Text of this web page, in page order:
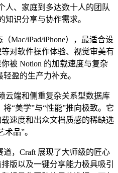
人、家庭到多达数十人的团队
知识分享与协作需求。
Mac/iPad/iPhone），最适合设
对软件操作体验、视觉审美有
被 Notion 的加载速度与复杂
盈的生产力补充。
云端和侧重复杂关系型数据库
“美学”与“性能”推向极致。它
速度和出众文档质感的稀缺选
品”。
，Craft 展现了大师级的匠心
版以及一键分享能力极具吸引